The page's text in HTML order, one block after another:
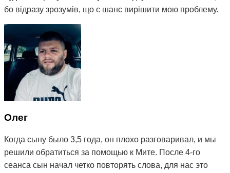
бо відразу зрозумів, що є шанс вирішити мою проблему.
На даний момент після двох сеансів терапії, а також
щоденних вправ, призначених мені Мітею, мій стан
покращився, зник біль у шиї та плечах, і найголовніше -
дзвін став набагато тихішим, а іноді зовсім стихає. Тому
я можу рекомендувати остеопата Мітю, бо з усього
ланцюжка людей, до яких я звертався з моєю
проблемою, це перша і єдина людина, яка мені реально
Олег
Когда сыну было 3,5 года, он плохо разговаривал, и мы
решили обратиться за помощью к Мите. После 4-го
сеанса сын начал четко повторять слова, для нас это